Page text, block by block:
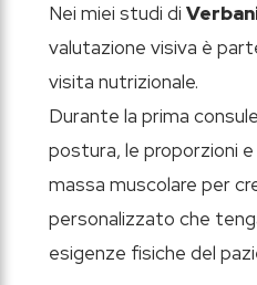
Nei miei studi di
valutazione visiva è
visita nutrizionale.
Durante la prima
postura, le proporzioni
massa muscolare per
personalizzato che
esigenze fisiche del